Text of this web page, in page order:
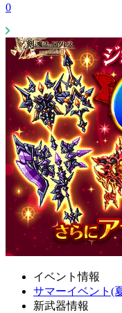
0
イベント情報
サマーイベント(
新武器情報